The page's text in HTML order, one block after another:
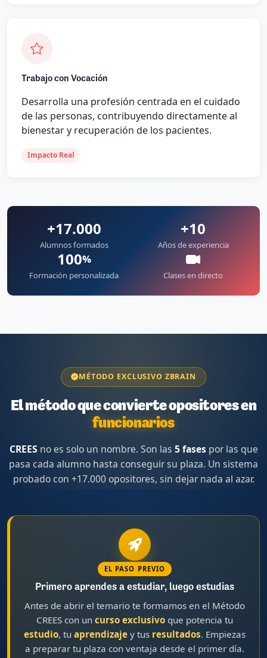
Trabajo con Vocación
Desarrolla una profesión centrada en el cuidado
de las personas, contribuyendo directamente al
bienestar y recuperación de los pacientes.
Impacto Real
+17.000
Alumnos formados
+10
Años de experiencia
100%
Formación personalizada Clases en directo
MÉTODO EXCLUSIVO ZBRAIN
El método que convierte opositores en
funcionarios
CREES no es solo un nombre. Son las 5 fasespor las que
pasa cada alumno hasta conseguir su plaza. Un sistema
probado con +17.000 opositores, sin dejar nada al azar.
EL PASO PREVIO
Primero aprendes a estudiar, luego estudias
Antes de abrir el temario te formamos en el Método
CREES con un curso exclusivo que potencia tu
estudio, tu aprendizaje y tus resultados. Empiezas
a preparar tu plaza con ventaja desde el primer día.